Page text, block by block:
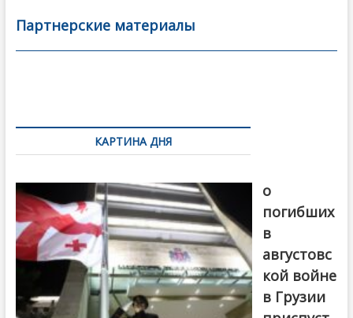
b
o
er l
а
в
Партнерские материалы
по
записямКАРТИНА ДНЯ
о
погибших
в
августовс
кой войне
в Грузии